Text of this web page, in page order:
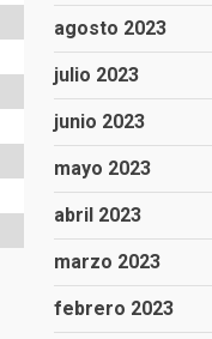
agosto 2023
julio 2023
junio 2023
mayo 2023
abril 2023
marzo 2023
febrero 2023